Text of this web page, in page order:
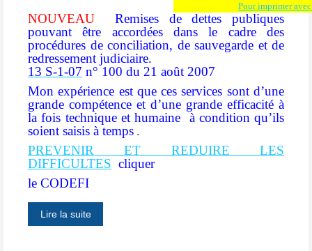
Pour imprimer
NOUVEAU
Remises de dettes publiques
pouvant être accordées dans le cadre des
procédures de conciliation, de sauvegarde et de
redressement judiciaire.
13 S-1-07 n° 100 du 21 août 2007
Mon expérience est que ces services sont d’une
grande compétence et d’une grande efficacité à
la fois technique et humaine
à condition qu’ils
soient saisis à temps .
PREVENIR ET REDUIRE LES
DIFFICULTES cliquer
le CODEFI
Lire la suite